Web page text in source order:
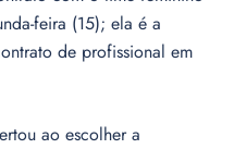
feira (15); ela é a
de profissional em
ao escolher a